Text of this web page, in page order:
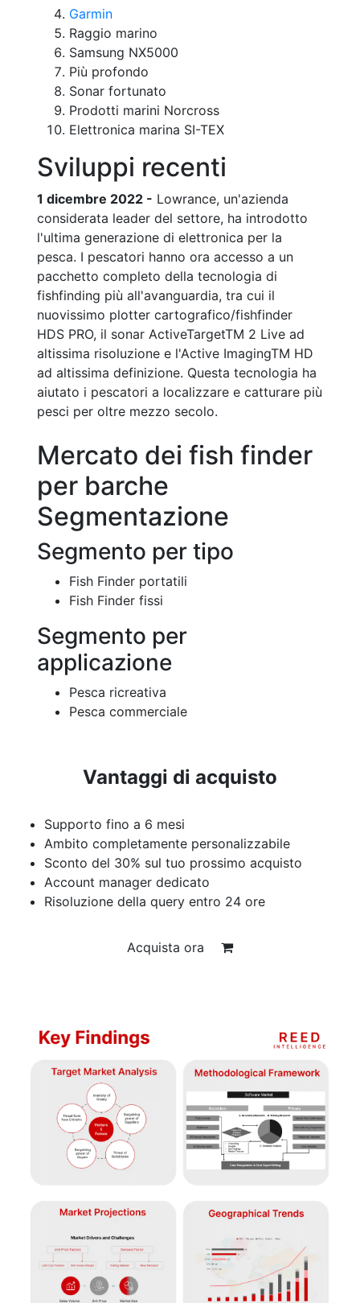
Garmin
Raggio marino
Samsung NX5000
Più profondo
Sonar fortunato
Prodotti marini Norcross
Elettronica marina SI-TEX
Sviluppi recenti
1 dicembre 2022 - Lowrance, un'azienda
considerata leader del settore, ha introdotto
l'ultima generazione di elettronica per la
pesca. I pescatori hanno ora accesso a un
pacchetto completo della tecnologia di
fishfinding più all'avanguardia, tra cui il
nuovissimo plotter cartografico/fishfinder
HDS PRO, il sonar ActiveTargetTM 2 Live ad
altissima risoluzione e l'Active ImagingTM HD
ad altissima definizione. Questa tecnologia ha
aiutato i pescatori a localizzare e catturare più
pesci per oltre mezzo secolo.
Mercato dei fish finder
per barche
Segmentazione
Segmento per tipo
Fish Finder portatili
Fish Finder fissi
Segmento per
applicazione
Pesca ricreativa
Pesca commerciale
Vantaggi di acquisto
Supporto fino a 6 mesi
Ambito completamente personalizzabile
Sconto del 30% sul tuo prossimo acquisto
Account manager dedicato
Risoluzione della query entro 24 ore
Acquista ora